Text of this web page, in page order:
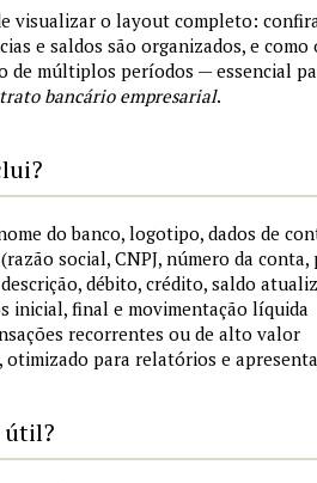
visualizar o layout completo:
e saldos são organizados, e como
de múltiplos períodos — essencial
bancário empresarial.
do banco, logotipo, dados de
social, CNPJ, número da
débito, crédito, saldo
inicial, final e movimentação líquida
recorrentes ou de alto valor
para relatórios e
útil?